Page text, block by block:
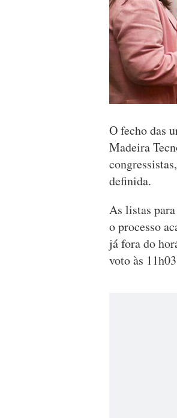
O fecho das
Madeira
definida.
As listas
o processo
já fora do
voto às